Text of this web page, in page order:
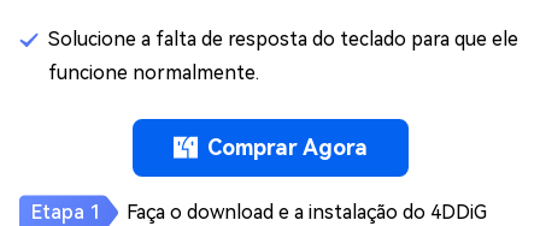
Solucione a falta de resposta do teclado para que ele
funcione normalmente.
Comprar Agora
Faça o download e a instalação do 4DDiG